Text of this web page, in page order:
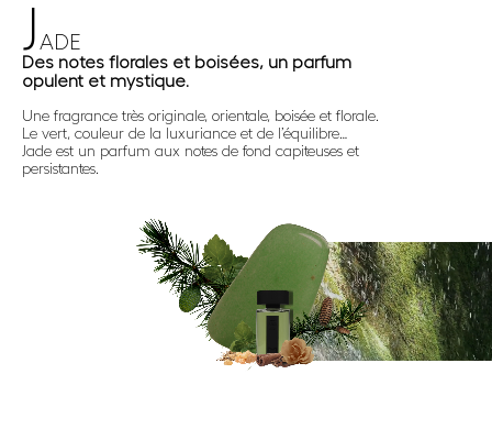
J ADE
Des notes florales et boisées, un parfum
opulent et mystique.
Une fragrance très originale, orientale, boisée et florale.
Le vert, couleur de la luxuriance et de l’équilibre…
Jade est un parfum aux notes de fond capiteuses et
persistantes.